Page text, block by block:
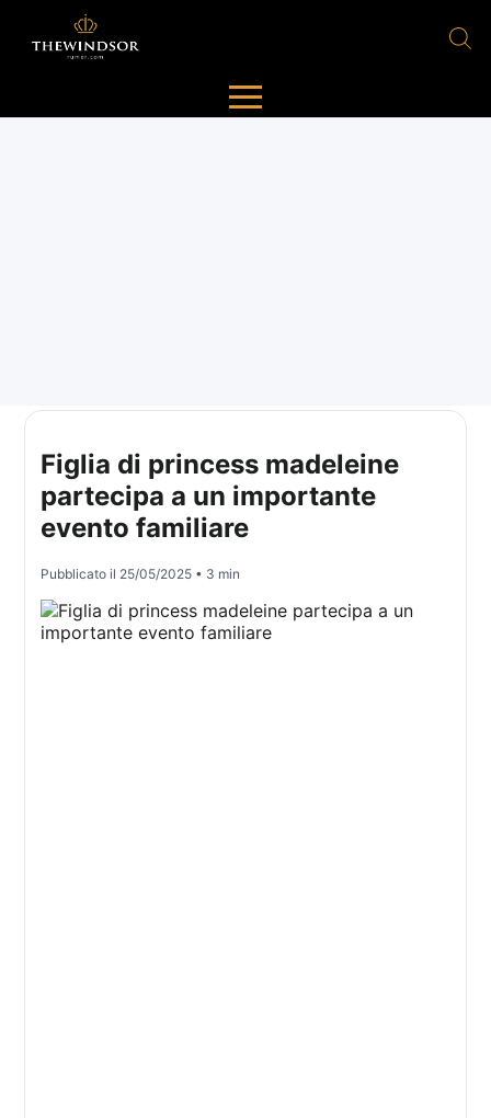
Figlia di princess madeleine
partecipa a un importante
evento familiare
Pubblicato il 25/05/2025 • 3 min